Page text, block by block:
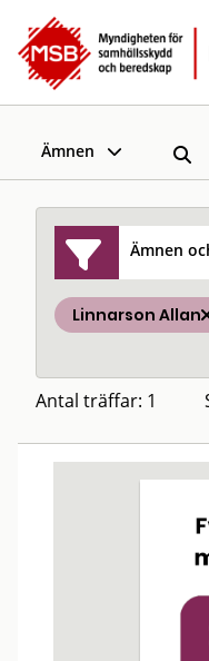
Ämnen
Ämnen
Linnarson Allan
Antal träffar: 1